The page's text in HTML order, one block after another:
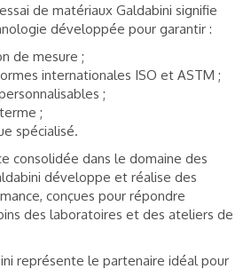
de matériaux Galdabini signifie
développée pour garantir :
de mesure ;
internationales ISO et ASTM ;
;
;
spécialisé.
consolidée dans le domaine des
développe et réalise des
conçues pour répondre
des laboratoires et des ateliers de
représente le partenaire idéal pour